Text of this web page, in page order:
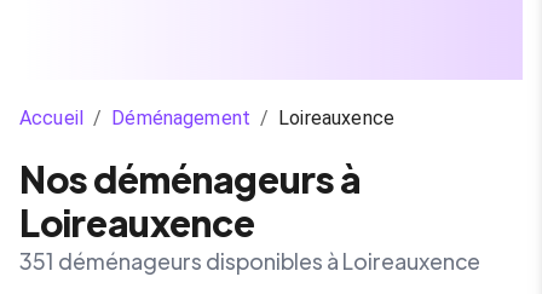
Accueil / Déménagement / Loireauxence
Nos déménageurs à
Loireauxence
351 déménageurs disponibles à Loireauxence